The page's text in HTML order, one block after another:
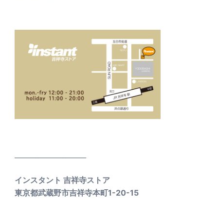
インスタント 吉祥寺ストア
東京都武蔵野市吉祥寺本町1-20-15